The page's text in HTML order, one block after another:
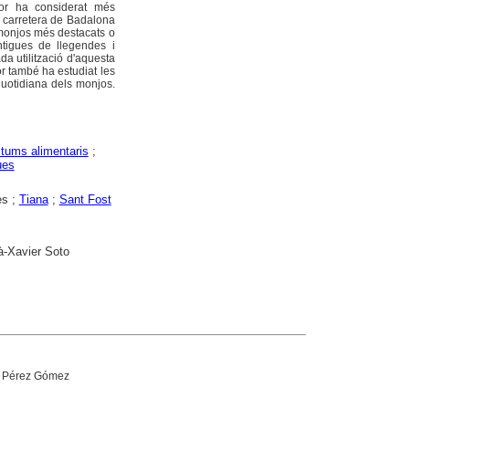
ha considerat més
de Badalona
més destacats o
de llegendes i
utilització d'aquesta
també ha estudiat les
dels monjos.
alimentaris ;
; Tiana; Sant Fost
Xavier Soto
Gómez